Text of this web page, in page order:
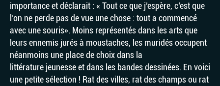
importance et déclarait : « Tout ce que j’espère, c’est que
l’on ne perde pas de vue une chose : tout a commencé
avec une souris». Moins représentés dans les arts que
leurs ennemis jurés à moustaches, les muridés occupent
néanmoins une place de choix dans la
littérature jeunesse et dans les bandes dessinées. En voici
une petite sélection ! Rat des villes, rat des champs ou rat